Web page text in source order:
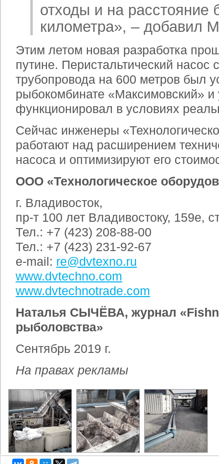
отходы и на расстояние
километра», – добавил
Этим летом новая разработка
путине. Перистальтический насос
трубопровода на 600 метров был
рыбокомбинате «Максимовский»
функционировал в условиях
Сейчас инженеры
работают над расширением
насоса и оптимизируют его
ООО «Технологическое
г. Владивосток,
пр-т 100 лет Владивостоку, 159е,
Тел.: +7 (423) 208-88-00
Тел.: +7 (423) 231-92-67
e-mail: re@dvtexno.ru
www.dvtechno.com
www.dvtechnotrade.com
Наталья СЫЧЁВА, журнал
рыболовства»
Сентябрь 2019 г.
На правах рекламы